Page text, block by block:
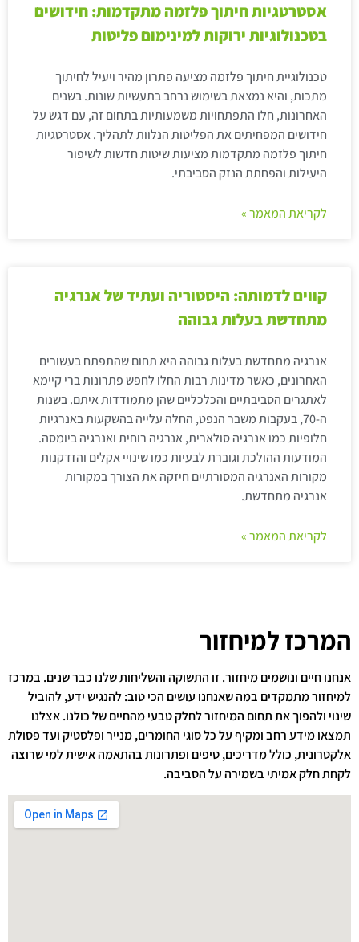
אסטרטגיות חיתוך פלזמה מתקדמות: חידושים
בטכנולוגיות ירוקות למינימום פליטות
טכנולוגיית חיתוך פלזמה מציעה פתרון מהיר ויעיל לחיתוך
מתכות, והיא נמצאת בשימוש נרחב בתעשיות שונות. בשנים
האחרונות, חלו התפתחויות משמעותיות בתחום זה, עם דגש על
חידושים המפחיתים את הפליטות הנלוות לתהליך. אסטרטגיות
חיתוך פלזמה מתקדמות מציעות שיטות חדשות לשיפור
היעילות והפחתת הנזק הסביבתי.
לקריאת המאמר »
קווים לדמותה: היסטוריה ועתיד של אנרגיה
מתחדשת בעלות גבוהה
אנרגיה מתחדשת בעלות גבוהה היא תחום שהתפתח בעשורים
האחרונים, כאשר מדינות רבות החלו לחפש פתרונות ברי קיימא
לאתגרים הסביבתיים והכלכליים שהן מתמודדות איתם. בשנות
ה-70, בעקבות משבר הנפט, החלה עלייה בהשקעות באנרגיות
חלופיות כמו אנרגיה סולארית, אנרגיה רוחית ואנרגיה ביומסה.
המודעות ההולכת וגוברת לבעיות כמו שינויי אקלים והזדקנות
מקורות האנרגיה המסורתיים חיזקה את הצורך במקורות
אנרגיה מתחדשת.
לקריאת המאמר »
המרכז למיחזור
אנחנו חיים ונושמים מיחזור. זו התשוקה והשליחות שלנו כבר שנים. במרכז
למיחזור מתמקדים במה שאנחנו עושים הכי טוב: להנגיש ידע, להוביל
שינוי ולהפוך את תחום המיחזור לחלק טבעי מהחיים של כולנו. אצלנו
תמצאו מידע רחב ומקיף על כל סוגי החומרים, מנייר ופלסטיק ועד פסולת
אלקטרונית, כולל מדריכים, טיפים ופתרונות בהתאמה אישית למי שרוצה
לקחת חלק אמיתי בשמירה על הסביבה.